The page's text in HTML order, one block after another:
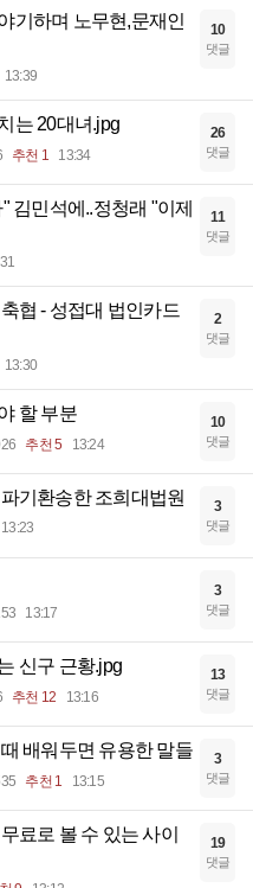
기하며 노무현,문재인
13:39
10
댓글
는 20대녀.jpg
추천 1 13:34
26
댓글
김민석에..정청래 "이제
11
댓글
협 - 성접대 법인카드
13:30
2
댓글
할 부분
추천 5 13:24
10
댓글
기환송한 조희대법원
13:23
3
댓글
13:17
3
댓글
신구 근황.jpg
추천 12 13:16
13
댓글
배워두면 유용한 말들
추천 1 13:15
3
댓글
료로 볼 수 있는 사이
19
댓글